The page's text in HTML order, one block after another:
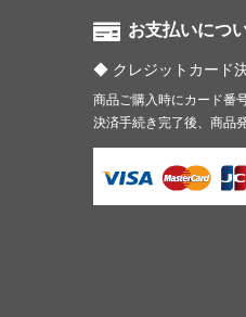
お支払いにつ
クレジットカード
商品ご購入時にカード番
決済手続き完了後、商品